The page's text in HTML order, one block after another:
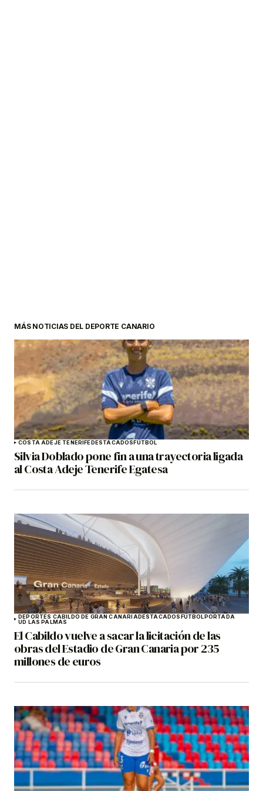
MÁS NOTICIAS DEL DEPORTE CANARIO
COSTA ADEJE TENERIFEDESTACADOSFÚTBOL
Silvia Doblado pone fin a una trayectoria ligada
al Costa Adeje Tenerife Egatesa
DEPORTES CABILDO DE GRAN CANARIADESTACADOSFÚTBOLPORTADA
UD LAS PALMAS
El Cabildo vuelve a sacar la licitación de las
obras del Estadio de Gran Canaria por 235
millones de euros